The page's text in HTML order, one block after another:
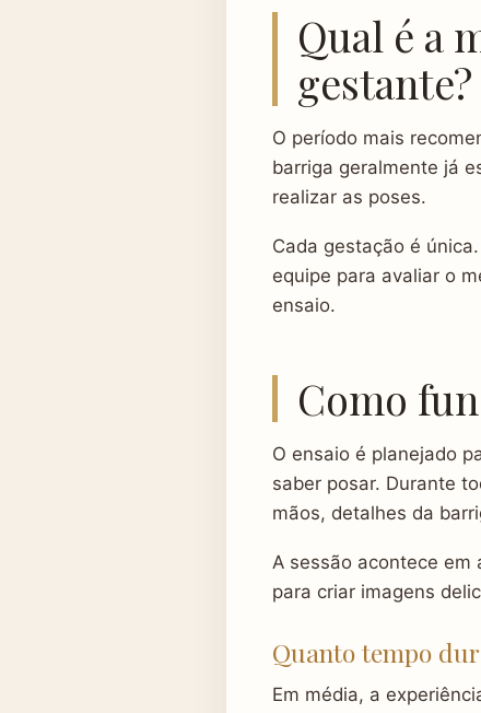
Qual é a
gestante?
O período mais
barriga geralmente já
realizar as poses.
Cada gestação é
equipe para avaliar o
ensaio.
Como
O ensaio é planejado
saber posar. Durante
mãos, detalhes da
A sessão acontece em
para criar imagens
Quanto tempo
Em média, a